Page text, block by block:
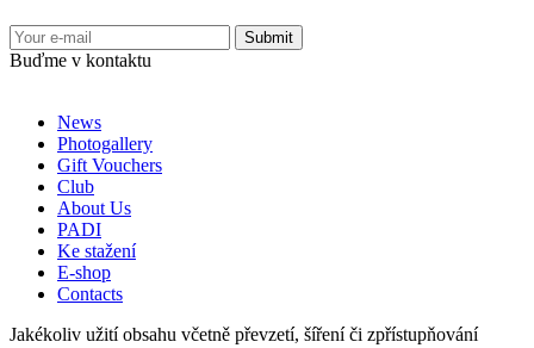
Buďme v kontaktu
News
Photogallery
Gift Vouchers
Club
About Us
PADI
Ke stažení
E-shop
Contacts
Jakékoliv užití obsahu včetně převzetí, šíření či zpřístupňování